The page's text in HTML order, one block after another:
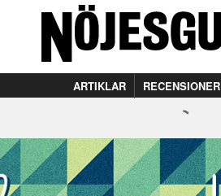
ARTIKLAR RECENSIONER